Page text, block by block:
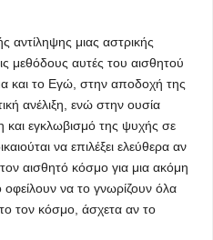
αντίληψης μιας αστρικής
μεθόδους αυτές του αισθητού
και το Εγώ, στην αποδοχή της
ανέλιξη, ενώ στην ουσία
και εγκλωβισμό της ψυχής σε
να επιλέξει ελεύθερα αν
αισθητό κόσμο για μια ακόμη
να το γνωρίζουν όλα
τον κόσμο, άσχετα αν το